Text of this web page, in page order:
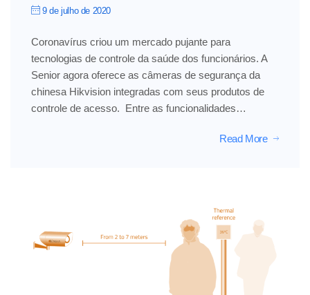
9 de julho de 2020
Coronavírus criou um mercado pujante para
tecnologias de controle da saúde dos funcionários. A
Senior agora oferece as câmeras de segurança da
chinesa Hikvision integradas com seus produtos de
controle de acesso. Entre as funcionalidades…
Read More